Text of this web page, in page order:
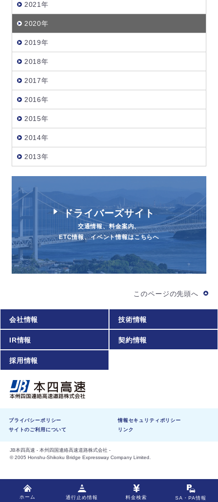
2021年
2020年
2019年
2018年
2017年
2016年
2015年
2014年
2013年
ドライバーズサイト
交通情報、料金案内、
ETC情報、イベント情報はこちらへ
このページの先頭へ
会社情報 技術情報
IR情報 契約情報
採用情報
プライバシーポリシー
情報セキュリティポリシー
サイトのご利用について
リンク
JB本四高速 - 本州四国連絡高速道路株式会社 -
© 2005 Honshu-Shikoku Bridge Expressway Company Limited.
ホーム 通行止め情報 料金検索 SA ・ PA情報